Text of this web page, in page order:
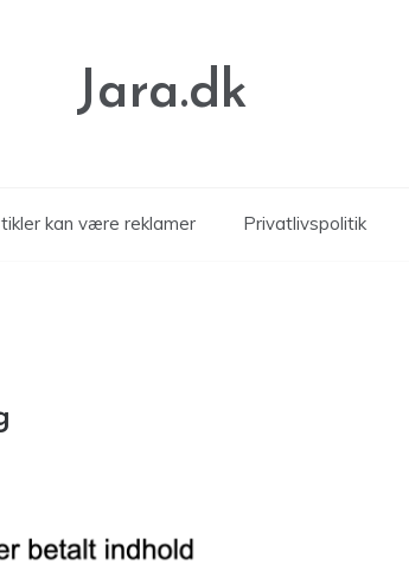
Jara.dk
kan være reklamer Privatlivspolitik